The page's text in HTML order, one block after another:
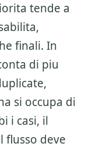
tende a
finali. In
di piu
si occupa di
i casi, il
flusso deve